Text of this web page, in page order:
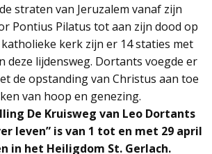
straten van Jeruzalem vanaf zijn
Pontius Pilatus tot aan zijn dood op
kerk zijn er 14 staties met
deze lijdensweg. Dortants voegde er
de opstanding van Christus aan toe
van hoop en genezing.
De Kruisweg van Leo Dortants
leven” is van 1 tot en met 29 april
in het Heiligdom St. Gerlach.